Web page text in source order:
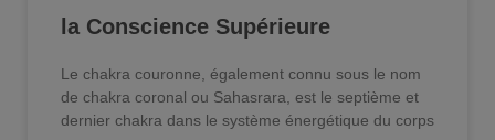
la Conscience Supérieure
Le chakra couronne, également connu sous le nom
de chakra coronal ou Sahasrara, est le septième et
dernier chakra dans le système énergétique du corps